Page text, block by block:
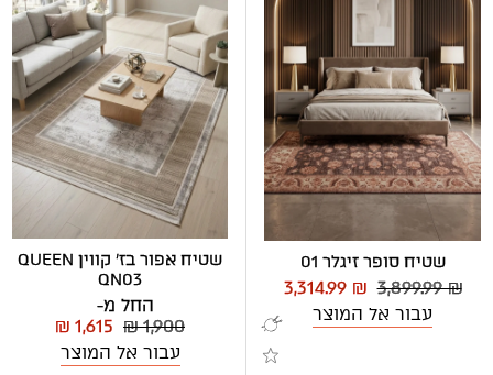
שטיח סופר זיגלר 01
3,899.99 ₪
3,314.99 ₪
עבור אל המוצר
שטיח אפור בז' קווין QUEEN
QN03
החל מ-
₪ 1,900
₪ 1,615
עבור אל המוצר